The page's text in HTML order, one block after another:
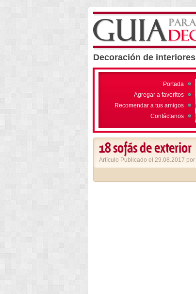
Decoración de interiores
Portada
Agregar a favoritos
Recomendar a tus amigos
Contáctanos
18 sofás de exterior
Artículo Publicado el 29.08.2017 por